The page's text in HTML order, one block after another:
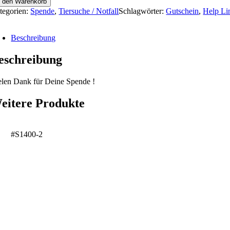
Spende,Tiersuche / NotfallSchlagwörter:Gutschein,Help
Beschreibung
Dank für Deine Spende !
Produkte
#S1400-2